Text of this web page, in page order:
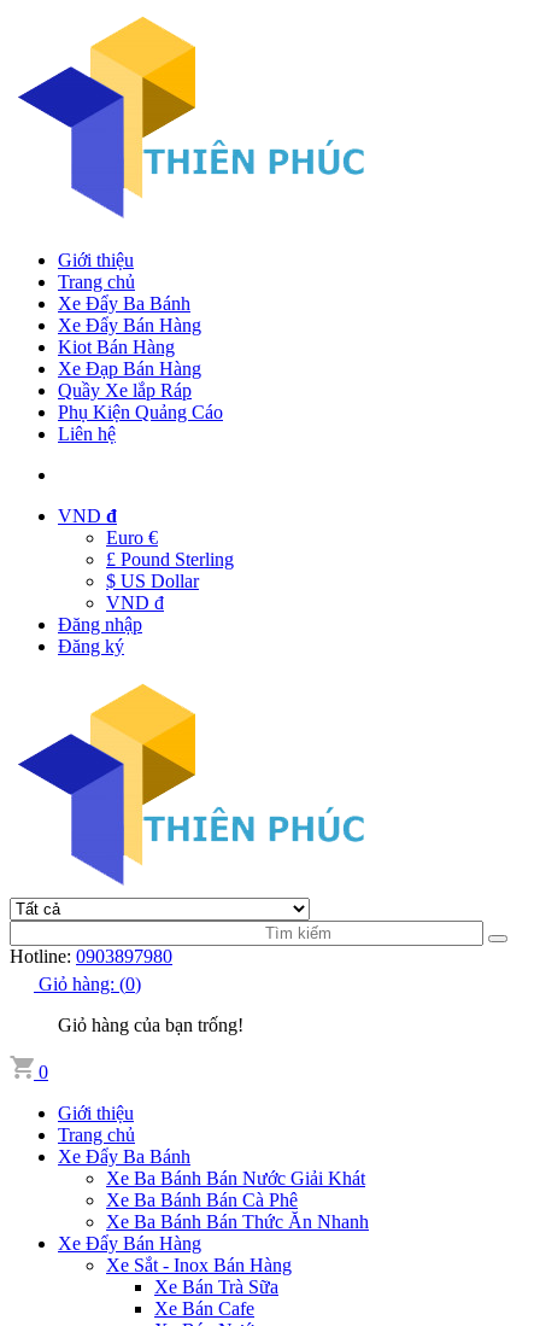
Giới thiệu
Trang chủ
Xe Đẩy Ba Bánh
Xe Đẩy Bán Hàng
Kiot Bán Hàng
Xe Đạp Bán Hàng
Quầy Xe lắp Ráp
Phụ Kiện Quảng Cáo
Liên hệ
VND đ
Euro €
£ Pound Sterling
$ US Dollar
VND đ
Đăng nhập
Đăng ký
Hotline: 0903897980
Giỏ hàng: (0)
Giỏ hàng của bạn trống!
0
Giới thiệu
Trang chủ
Xe Đẩy Ba Bánh
Xe Ba Bánh Bán Nước Giải Khát
Xe Ba Bánh Bán Cà Phê
Xe Ba Bánh Bán Thức Ăn Nhanh
Xe Đẩy Bán Hàng
Xe Sắt - Inox Bán Hàng
Xe Bán Trà Sữa
Xe Bán Cafe